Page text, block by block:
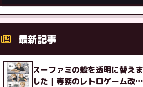
最新記事
スーファミの殻を透明に替えま
した｜専務のレトロゲーム改造